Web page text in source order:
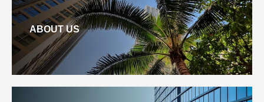
ABOUT US